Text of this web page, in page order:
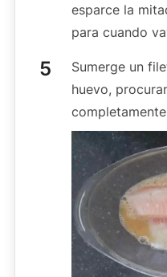
esparce la
para cuando
Sumerge un
huevo,